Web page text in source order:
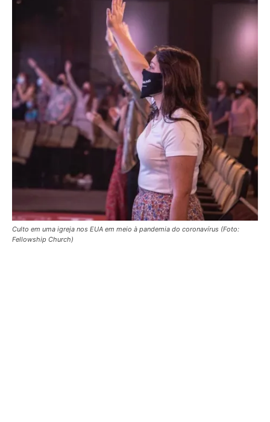
Culto em uma igreja nos EUA em meio à pandemia do coronavírus (Foto:
Fellowship Church)